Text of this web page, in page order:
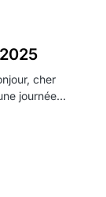
cher
journée…